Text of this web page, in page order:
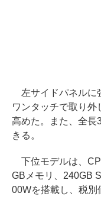
左サイドパネルに
ワンタッチで取り外
高めた。また、全長
きる。
下位モデルは、
GBメモリ、240GB
00Wを搭載し、税別